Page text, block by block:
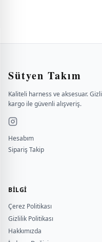
Sütyen Takım
Kaliteli harness ve aksesuar. Gizli
kargo ile güvenli alışveriş.
Hesabım
Sipariş Takip
BILGI
Çerez Politikası
Gizlilik Politikası
Hakkımızda